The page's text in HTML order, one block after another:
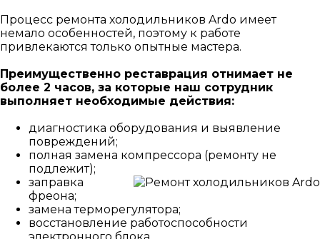
Процесс ремонта холодильников Ardo имеет
немало особенностей, поэтому к работе
привлекаются только опытные мастера.
Преимущественно реставрация отнимает не
более 2 часов, за которые наш сотрудник
выполняет необходимые действия:
диагностика оборудования и выявление
повреждений;
полная замена компрессора (ремонту не
подлежит);
заправка
фреона;
замена терморегулятора;
восстановление работоспособности